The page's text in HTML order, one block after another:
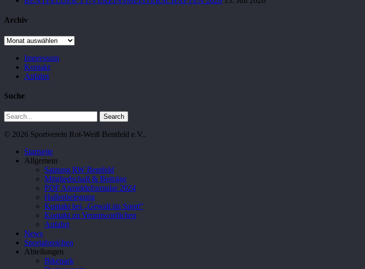
Archiv
Archiv
Impressum
Kontakt
Anfahrt
Suche
Search
© 2026 Sportverein Rot-Weiß Bentfeld e.V..
Close
Menu
Startseite
Allgemein
Satzung RW Bentfeld
Mitgliedschaft & Beiträge
PDF Anmeldeformular 2024
Hallenbelegung
Kontakt bei „Gewalt im Sport“
Kontakt zu Verantwortlichen
Anfahrt
News
Sportabzeichen
Abteilungen
Bikepark